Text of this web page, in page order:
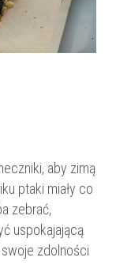
aby zimą
ptaki miały co
zebrać,
uspokajającą
zdolności